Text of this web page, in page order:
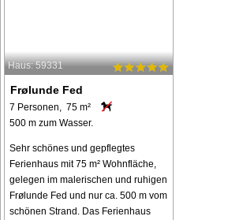
Haus: 59331
Frølunde Fed
7 Personen, 75 m²
500 m zum Wasser.
Sehr schönes und gepflegtes
Ferienhaus mit 75 m² Wohnfläche,
gelegen im malerischen und ruhigen
Frølunde Fed und nur ca. 500 m vom
schönen Strand. Das Ferienhaus